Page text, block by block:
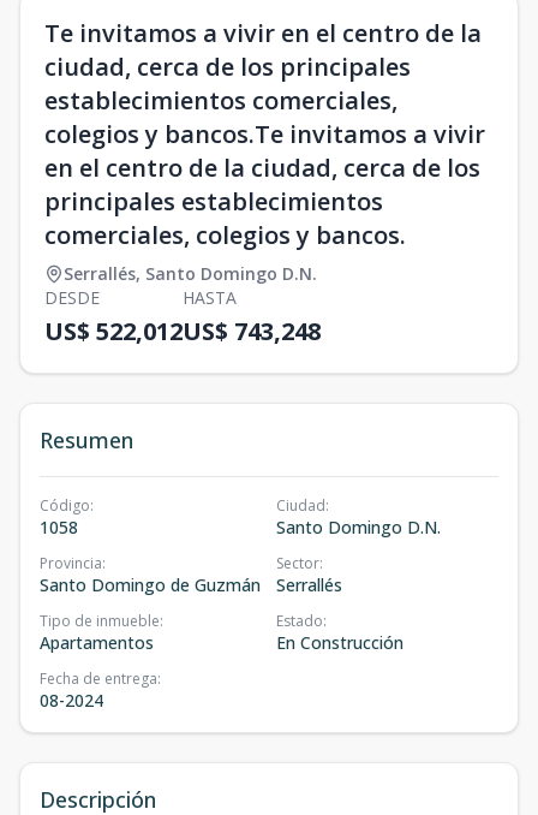
Te invitamos a vivir en el centro de la
ciudad, cerca de los principales
establecimientos comerciales,
colegios y bancos.Te invitamos a vivir
en el centro de la ciudad, cerca de los
principales establecimientos
comerciales, colegios y bancos.
Serrallés, Santo Domingo D.N.
DESDE
US$ 522,012
HASTA
US$ 743,248
Resumen
Código:
1058
Ciudad:
Santo Domingo D.N.
Provincia:
Santo Domingo de Guzmán
Sector:
Serrallés
Tipo de inmueble:
Apartamentos
Estado:
En Construcción
Fecha de entrega:
08-2024
Descripción